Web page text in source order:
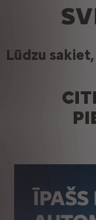
Lūdzu